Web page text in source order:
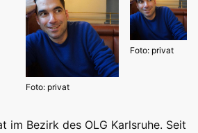
Foto: privat
Foto: privat
im Bezirk des OLG Karlsruhe. Seit